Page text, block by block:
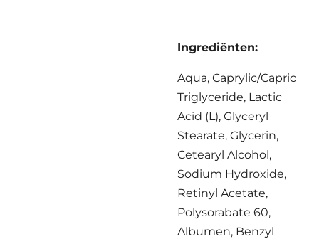
Ingrediënten:
Aqua, Caprylic/Capric
Triglyceride, Lactic
Acid (L), Glyceryl
Stearate, Glycerin,
Cetearyl Alcohol,
Sodium Hydroxide,
Retinyl Acetate,
Polysorabate 60,
Albumen, Benzyl